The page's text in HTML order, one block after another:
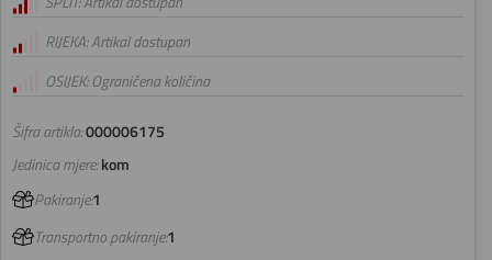
Šifra artikla:000006175
RIJEKA: Artikal dostupan
OSIJEK: Ograničena količina
Jedinica mjere:kom
Pakiranje:1
Transportno pakiranje:1